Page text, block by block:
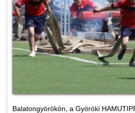
Balatongyörökön, a Györöki